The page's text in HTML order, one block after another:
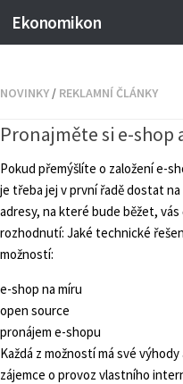
Ekonomikon
NOVINKY / REKLAMNÍ ČLÁNKY
Pronajměte si e-shop
Pokud přemýšlíte o založení e-
je třeba jej v první řadě dostat
adresy, na které bude běžet,
rozhodnutí: Jaké technické
možností:
e-shop na míru
open source
pronájem e-shopu
Každá z možností má své
zájemce o provoz vlastního